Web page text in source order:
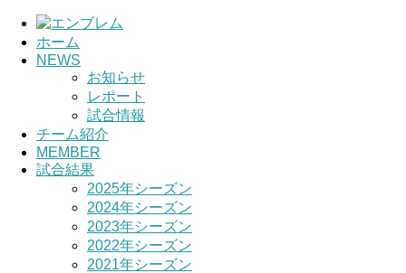
ホーム
NEWS
お知らせ
レポート
試合情報
チーム紹介
MEMBER
試合結果
2025年シーズン
2024年シーズン
2023年シーズン
2022年シーズン
2021年シーズン